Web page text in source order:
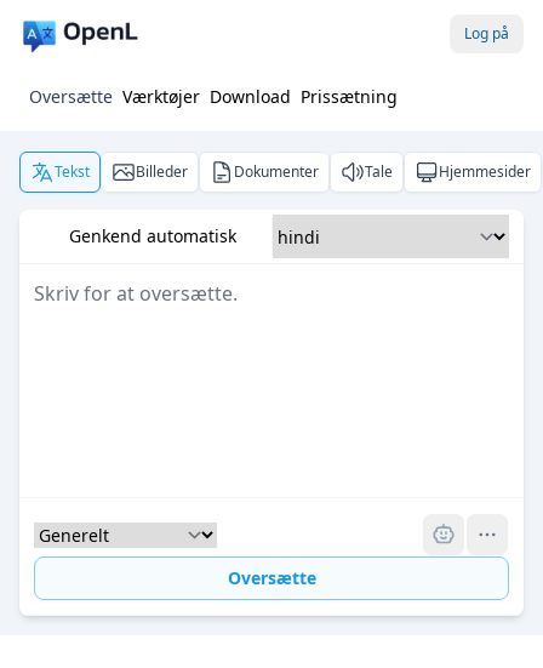
Log på
Oversætte Værktøjer Download Prissætning
Tekst Billeder Dokumenter Tale Hjemmesider
Genkend automatisk
Oversætte